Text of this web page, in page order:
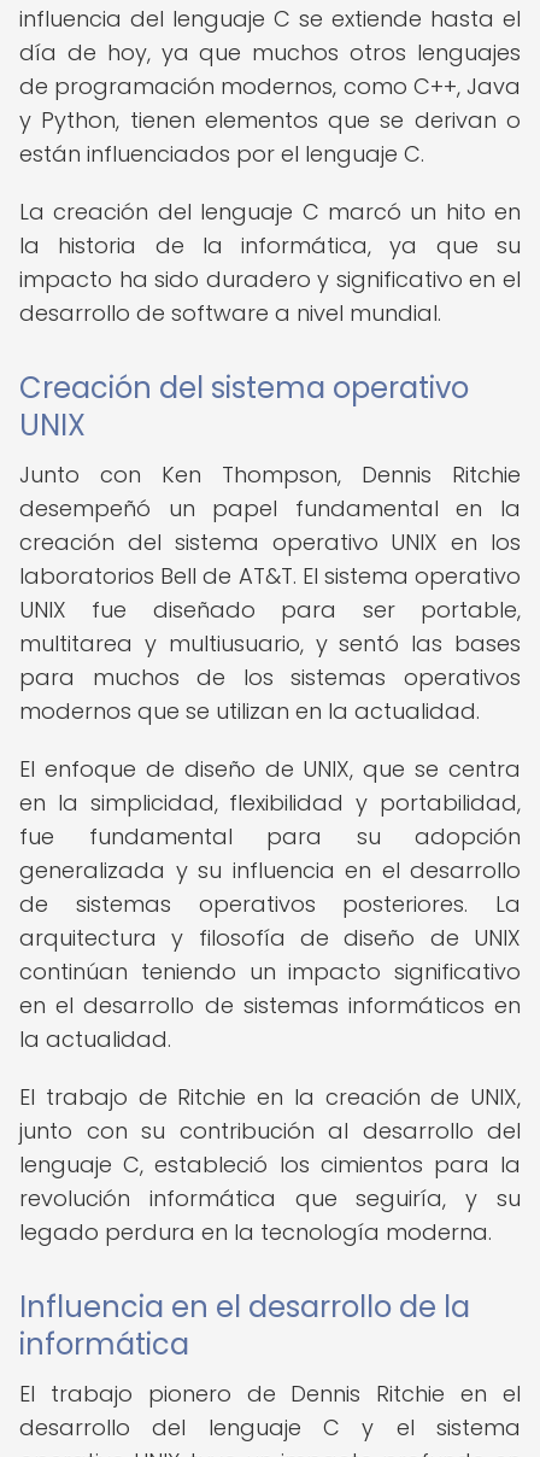
influencia del lenguaje C se extiende hasta el
día de hoy, ya que muchos otros lenguajes
de programación modernos, como C++, Java
y Python, tienen elementos que se derivan o
están influenciados por el lenguaje C.
La creación del lenguaje C marcó un hito en
la historia de la informática, ya que su
impacto ha sido duradero y significativo en el
desarrollo de software a nivel mundial.
Creación del sistema operativo
UNIX
Junto con Ken Thompson, Dennis Ritchie
desempeñó un papel fundamental en la
creación del sistema operativo UNIX en los
laboratorios Bell de AT&T. El sistema operativo
UNIX fue diseñado para ser portable,
multitarea y multiusuario, y sentó las bases
para muchos de los sistemas operativos
modernos que se utilizan en la actualidad.
El enfoque de diseño de UNIX, que se centra
en la simplicidad, flexibilidad y portabilidad,
fue fundamental para su adopción
generalizada y su influencia en el desarrollo
de sistemas operativos posteriores. La
arquitectura y filosofía de diseño de UNIX
continúan teniendo un impacto significativo
en el desarrollo de sistemas informáticos en
la actualidad.
El trabajo de Ritchie en la creación de UNIX,
junto con su contribución al desarrollo del
lenguaje C, estableció los cimientos para la
revolución informática que seguiría, y su
legado perdura en la tecnología moderna.
Influencia en el desarrollo de la
informática
El trabajo pionero de Dennis Ritchie en el
desarrollo del lenguaje C y el sistema